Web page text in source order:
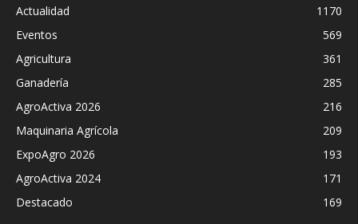
Actualidad
1170
Eventos
569
Agricultura
361
Ganadería
285
AgroActiva 2026
216
Maquinaria Agrícola
209
ExpoAgro 2026
193
AgroActiva 2024
171
Destacado
169